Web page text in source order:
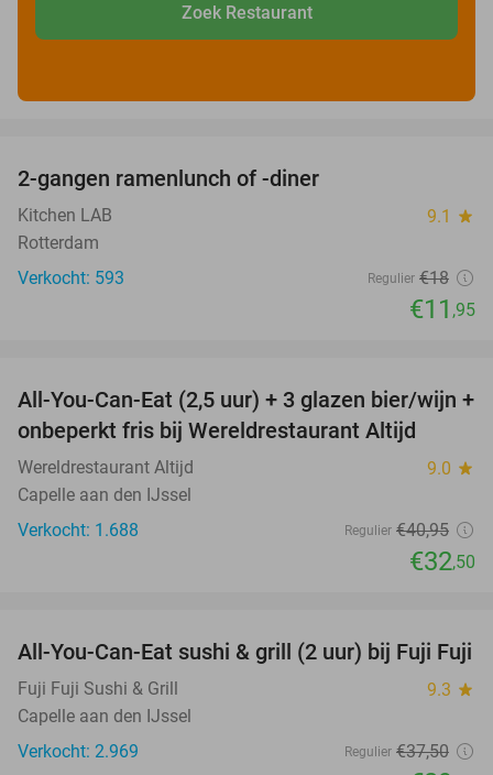
Zoek Restaurant
2-gangen ramenlunch of -diner
Kitchen LAB 9.1 star
Rotterdam
Verkocht: 593
Regulier €18
€11 ,95
21%
All-You-Can-Eat (2,5 uur) + 3 glazen bier/wijn +
onbeperkt fris bij Wereldrestaurant Altijd
Wereldrestaurant Altijd 9.0 star
Capelle aan den IJssel
Verkocht: 1.688
Regulier €40,95
€32,50
21%
All-You-Can-Eat sushi & grill (2 uur) bij Fuji Fuji
Fuji Fuji Sushi & Grill 9.3 star
Capelle aan den IJssel
Verkocht: 2.969
Regulier €37,50